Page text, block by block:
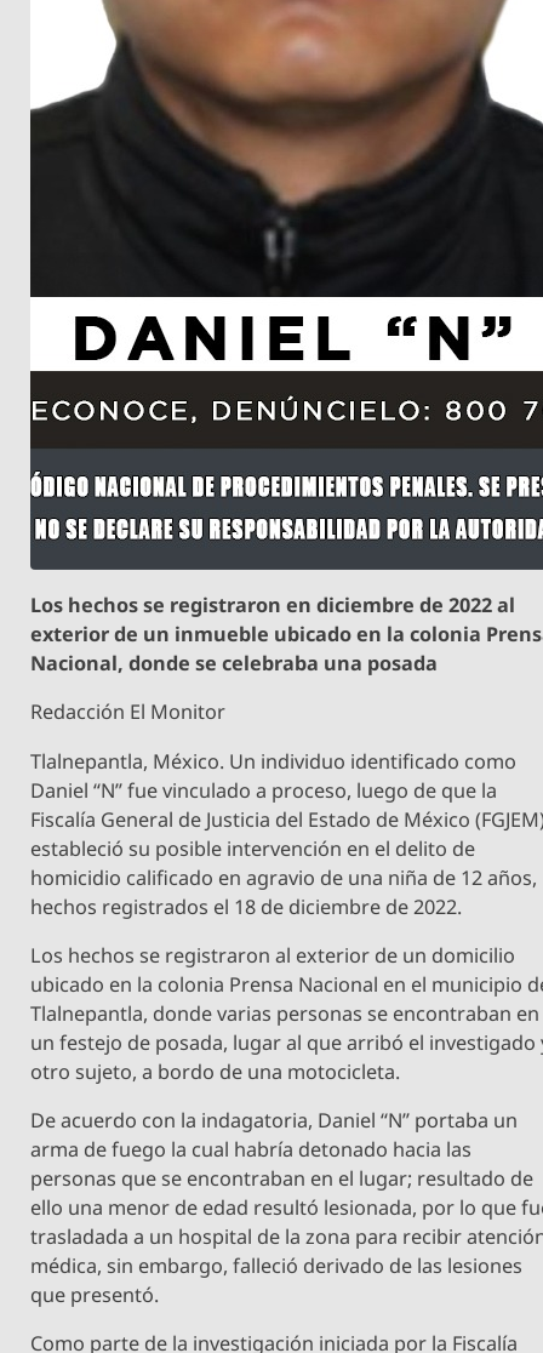
Los hechos se registraron en diciembre de 2022 al
exterior de un inmueble ubicado en la colonia
Nacional, donde se celebraba una posada
Redacción El Monitor
Tlalnepantla, México. Un individuo identificado como
Daniel “N” fue vinculado a proceso, luego de que la
Fiscalía General de Justicia del Estado de México
estableció su posible intervención en el delito de
homicidio calificado en agravio de una niña de 12 años,
hechos registrados el 18 de diciembre de 2022.
Los hechos se registraron al exterior de un domicilio
ubicado en la colonia Prensa Nacional en el municipio
Tlalnepantla, donde varias personas se encontraban en
un festejo de posada, lugar al que arribó el investigado
otro sujeto, a bordo de una motocicleta.
De acuerdo con la indagatoria, Daniel “N” portaba un
arma de fuego la cual habría detonado hacia las
personas que se encontraban en el lugar; resultado de
ello una menor de edad resultó lesionada, por lo que
trasladada a un hospital de la zona para recibir
médica, sin embargo, falleció derivado de las lesiones
que presentó.
Como parte de la investigación iniciada por la Fiscalía